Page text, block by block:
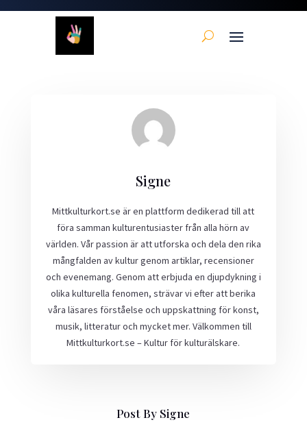
Signe
Mittkulturkort.se är en plattform dedikerad till att
föra samman kulturentusiaster från alla hörn av
världen. Vår passion är att utforska och dela den rika
mångfalden av kultur genom artiklar, recensioner
och evenemang. Genom att erbjuda en djupdykning i
olika kulturella fenomen, strävar vi efter att berika
våra läsares förståelse och uppskattning för konst,
musik, litteratur och mycket mer. Välkommen till
Mittkulturkort.se – Kultur för kulturälskare.
Post By Signe